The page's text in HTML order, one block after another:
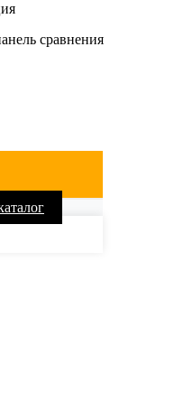
сравнения